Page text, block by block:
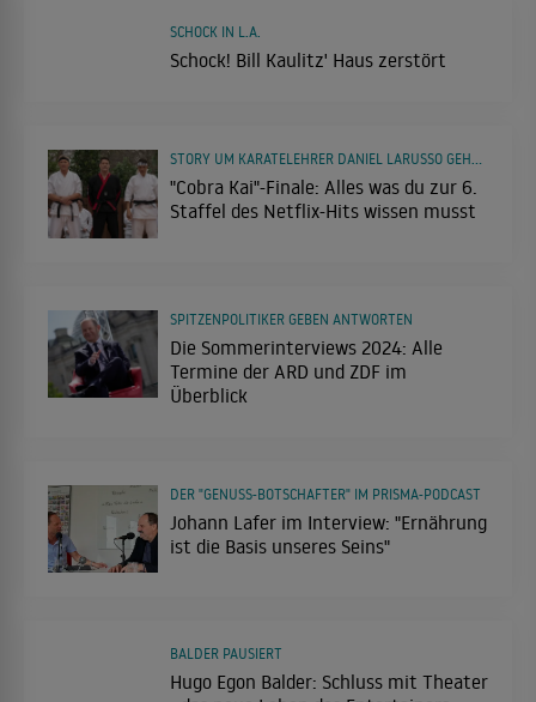
Schock! Bill Kaulitz' Haus zerstört
SCHOCK IN L.A.
"Cobra Kai"-Finale: Alles was du zur 6.
Staffel des Netflix-Hits wissen musst
Die Sommerinterviews 2024: Alle
Termine der ARD und ZDF im
Überblick
SPITZENPOLITIKER GEBEN ANTWORTEN
Johann Lafer im Interview: "Ernährung
ist die Basis unseres Seins"
DER "GENUSS-BOTSCHAFTER" IM PRISMA-PODCAST
Hugo Egon Balder: Schluss mit Theater
BALDER PAUSIERT